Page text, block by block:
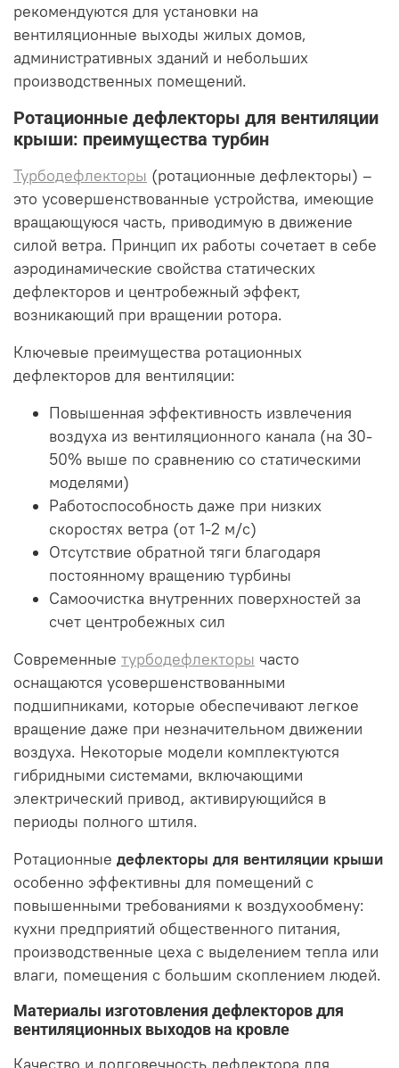
рекомендуются для установки на
вентиляционные выходы жилых домов,
административных зданий и небольших
производственных помещений.
Ротационные дефлекторы для вентиляции
крыши: преимущества турбин
Турбодефлекторы (ротационные дефлекторы) –
это усовершенствованные устройства, имеющие
вращающуюся часть, приводимую в движение
силой ветра. Принцип их работы сочетает в себе
аэродинамические свойства статических
дефлекторов и центробежный эффект,
возникающий при вращении ротора.
Ключевые преимущества ротационных
дефлекторов для вентиляции:
Повышенная эффективность извлечения
воздуха из вентиляционного канала (на 30-
50% выше по сравнению со статическими
моделями)
Работоспособность даже при низких
скоростях ветра (от 1-2 м/с)
Отсутствие обратной тяги благодаря
постоянному вращению турбины
Самоочистка внутренних поверхностей за
счет центробежных сил
Современные турбодефлекторы часто
оснащаются усовершенствованными
подшипниками, которые обеспечивают легкое
вращение даже при незначительном движении
воздуха. Некоторые модели комплектуются
гибридными системами, включающими
электрический привод, активирующийся в
периоды полного штиля.
Ротационные дефлекторы для вентиляции крыши
особенно эффективны для помещений с
повышенными требованиями к воздухообмену:
кухни предприятий общественного питания,
производственные цеха с выделением тепла или
влаги, помещения с большим скоплением людей.
Материалы изготовления дефлекторов для
вентиляционных выходов на кровле